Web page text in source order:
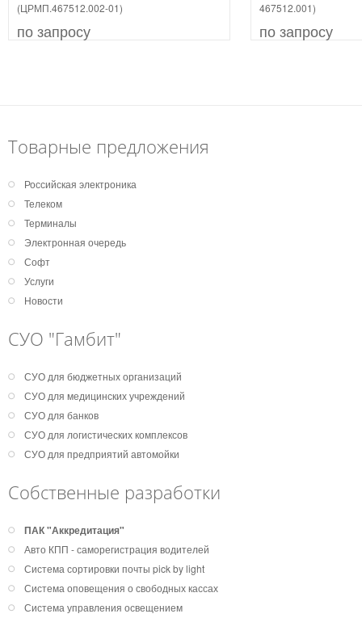
(ЦРМП.467512.002-01)
по запросу
467512.001)
по запросу
Товарные предложения
Российская электроника
Телеком
Терминалы
Электронная очередь
Софт
Услуги
Новости
СУО "Гамбит"
СУО для бюджетных организаций
СУО для медицинских учреждений
СУО для банков
СУО для логистических комплексов
СУО для предприятий автомойки
Собственные разработки
ПАК "Аккредитация"
Авто КПП - саморегистрация водителей
Система сортировки почты pick by light
Система оповещения о свободных кассах
Система управления освещением